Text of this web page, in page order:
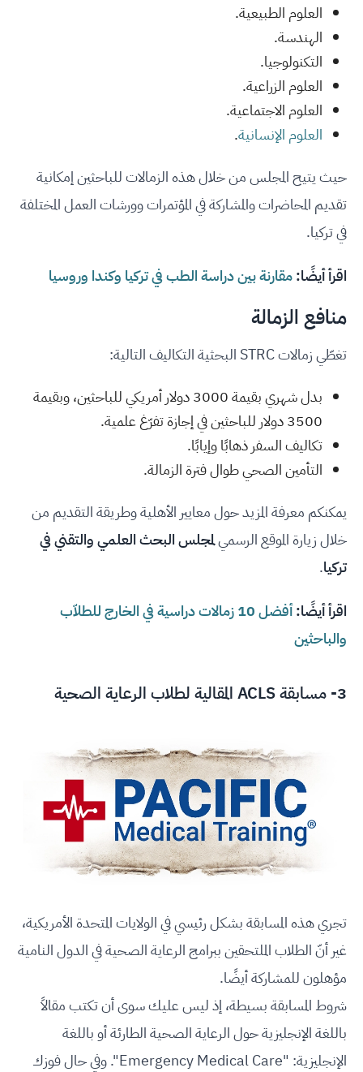
العلوم الطبيعية.
الهندسة.
التكنولوجيا.
العلوم الزراعية.
العلوم الاجتماعية.
العلوم الإنسانية.
حيث يتيح المجلس من خلال هذه الزمالات للباحثين إمكانية
تقديم المحاضرات والمشاركة في المؤتمرات وورشات العمل المختلفة
في تركيا.
اقرأ أيضًا:مقارنة بين دراسة الطب في تركيا وكندا وروسيا
منافع الزمالة
تغطّي زمالات STRC البحثية التكاليف التالية:
بدل شهري بقيمة 3000 دولار أمريكي للباحثين، وبقيمة
3500 دولار للباحثين في إجازة تفرّغ علمية.
تكاليف السفر ذهابًا وإيابًا.
التأمين الصحي طوال فترة الزمالة.
يمكنكم معرفة المزيد حول معايير الأهلية وطريقة التقديم من
خلال زيارة الموقع الرسميلمجلس البحث العلمي والتقني في
تركيا.
اقرأ أيضًا:
أفضل 10 زمالات دراسية في الخارج للطلاّب
والباحثين
3- مسابقة ACLS المقالية لطلاب الرعاية الصحية
تجري هذه المسابقة بشكل رئيسي في الولايات المتحدة الأمريكية،
غير أنّ الطلاب الملتحقين ببرامج الرعاية الصحية في الدول النامية
مؤهلون للمشاركة أيضًا.
شروط المسابقة بسيطة، إذ ليس عليك سوى أن تكتب مقالاً
باللغة الإنجليزية حول الرعاية الصحية الطارئة أو باللغة
الإنجليزية: "Emergency Medical Care". وفي حال فوزك